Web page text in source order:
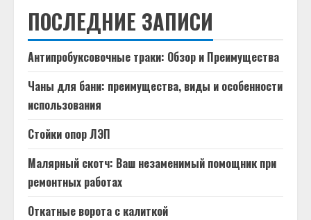
ПОСЛЕДНИЕ ЗАПИСИ
Антипробуксовочные траки: Обзор и Преимущества
Чаны для бани: преимущества, виды и особенности
использования
Стойки опор ЛЭП
Малярный скотч: Ваш незаменимый помощник при
ремонтных работах
Откатные ворота с калиткой